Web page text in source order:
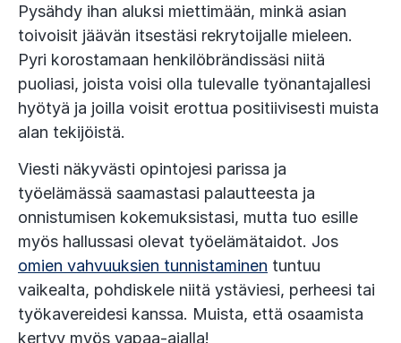
Pysähdy ihan aluksi miettimään, minkä asian
toivoisit jäävän itsestäsi rekrytoijalle mieleen.
Pyri korostamaan henkilöbrändissäsi niitä
puoliasi, joista voisi olla tulevalle työnantajallesi
hyötyä ja joilla voisit erottua positiivisesti muista
alan tekijöistä.
Viesti näkyvästi opintojesi parissa ja
työelämässä saamastasi palautteesta ja
onnistumisen kokemuksistasi, mutta tuo esille
myös hallussasi olevat työelämätaidot. Jos
omien vahvuuksien tunnistaminen tuntuu
vaikealta, pohdiskele niitä ystäviesi, perheesi tai
työkavereidesi kanssa. Muista, että osaamista
kertyy myös vapaa-ajalla!